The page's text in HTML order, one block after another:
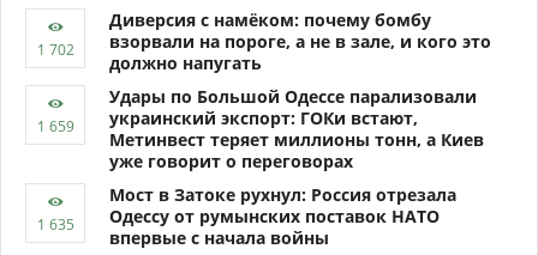
Диверсия с намёком: почему бомбу
взорвали на пороге, а не в зале, и кого это
должно напугать
Удары по Большой Одессе парализовали
украинский экспорт: ГОКи встают,
Метинвест теряет миллионы тонн, а Киев
уже говорит о переговорах
Мост в Затоке рухнул: Россия отрезала
Одессу от румынских поставок НАТО
впервые с начала войны